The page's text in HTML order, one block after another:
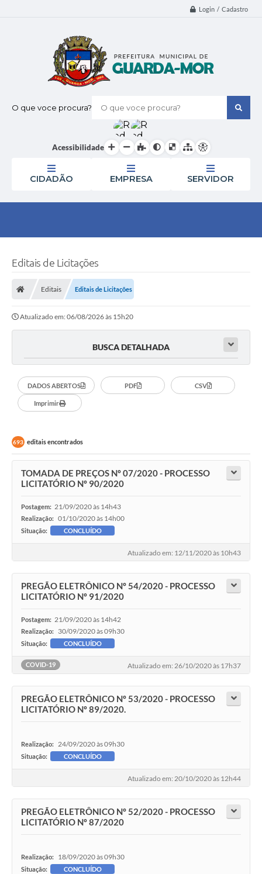
Login / Cadastro
O que voce procura?
Acessibilidade
CIDADÃO EMPRESA SERVIDOR
Editais de Licitações
Editais Editais de Licitações
Atualizado em: 06/08/2026 às 15h20
BUSCA DETALHADA
DADOS ABERTOS PDF CSV
Imprimir
693 editais encontrados
TOMADA DE PREÇOS Nº 07/2020 - PROCESSO
LICITATÓRIO Nº 90/2020
Postagem: 21/09/2020 às 14h43
Realização: 01/10/2020 às 14h00
Situação: CONCLUÍDO
Atualizado em: 12/11/2020 às 10h43
PREGÃO ELETRÔNICO Nº 54/2020 - PROCESSO
LICITATÓRIO Nº 91/2020
Postagem: 21/09/2020 às 14h42
Realização: 30/09/2020 às 09h30
Situação: CONCLUÍDO
COVID-19 Atualizado em: 26/10/2020 às 17h37
PREGÃO ELETRÔNICO Nº 53/2020 - PROCESSO
LICITATÓRIO Nº 89/2020.
Realização: 24/09/2020 às 09h30
Situação: CONCLUÍDO
Atualizado em: 20/10/2020 às 12h44
PREGÃO ELETRÔNICO Nº 52/2020 - PROCESSO
LICITATÓRIO Nº 87/2020
Realização: 18/09/2020 às 09h30
Situação: CONCLUÍDO